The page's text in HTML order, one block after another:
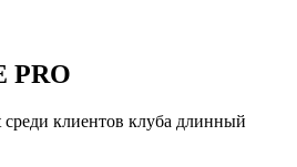
PRO
клиентов клуба длинный